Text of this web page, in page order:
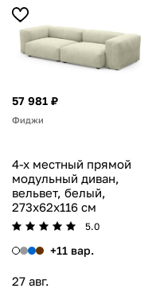
57 981 ₽
Фиджи
4-х местный прямой
модульный диван,
вельвет, белый,
273x62x116 см
5.0
+11 вар.
27 авг.